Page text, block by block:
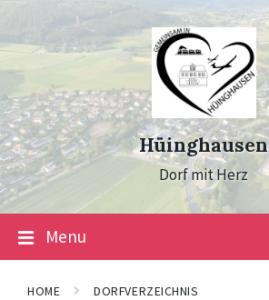
Skip
content
Skip
main
navigation
Skip
footer
Hüinghausen
Dorf mit Herz
Menu
HOME DORFVERZEICHNIS